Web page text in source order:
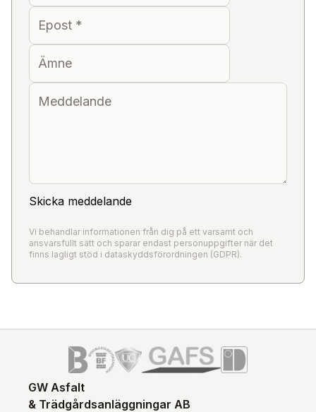
Epost
Ämne
Meddelande
Skicka meddelande
Vi behandlar informationen från dig på ett varsamt och
ansvarsfullt sätt och sparar endast personuppgifter när det
finns lagligt stöd i dataskyddsförordningen (GDPR).
GW Asfalt
& Trädgårdsanläggningar AB